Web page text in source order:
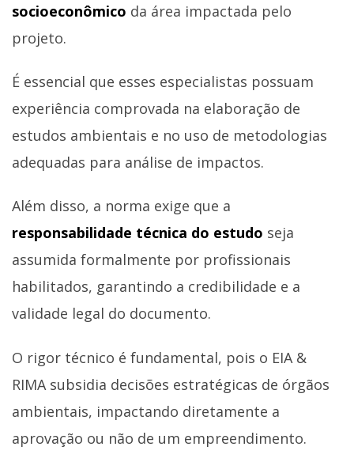
socioeconômico da área impactada pelo
projeto.
É essencial que esses especialistas possuam
experiência comprovada na elaboração de
estudos ambientais e no uso de metodologias
adequadas para análise de impactos.
Além disso, a norma exige que a
responsabilidade técnica do estudo seja
assumida formalmente por profissionais
habilitados, garantindo a credibilidade e a
validade legal do documento.
O rigor técnico é fundamental, pois o EIA &
RIMA subsidia decisões estratégicas de órgãos
ambientais, impactando diretamente a
aprovação ou não de um empreendimento.